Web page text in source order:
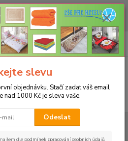
NAŠICH PRODUKTŮ ZA LEPŠÍ
Klikněte ZDE
CZK 0ks
za0 Kč
Rautová sukně Rodos 73x250cm
slevu
objednávku. Stačí zadat váš email
nad 1000 Kč je sleva vaše.
Odeslat
dle podmínek zpracování osobních údajů.